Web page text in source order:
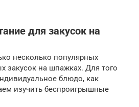
для закусок на
несколько популярных
закусок на шпажках. Для того
блюдо, как
изучить беспроигрышные